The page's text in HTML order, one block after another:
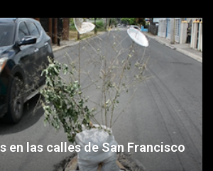
en las calles de San Francisco